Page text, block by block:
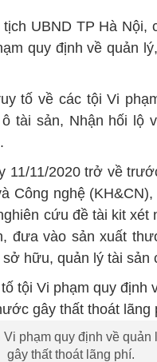
UBND TP Hà
quy định về quản
tố về các tội Vi
tài sản, Nhận hối lộ
11/11/2020 trở về
Công nghệ
cứu đề tài kit
đưa vào sản xuất
hữu, quản lý tài sản
Vi phạm quy định về
gây thất thoát lãng phí.